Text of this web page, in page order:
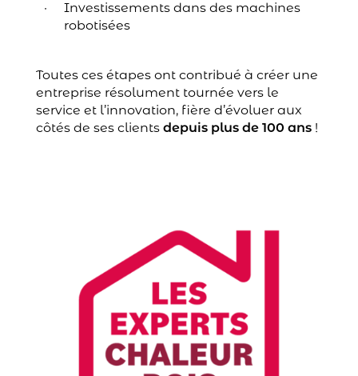
Investissements dans des machines
robotisées
Toutes ces étapes ont contribué à créer une
entreprise résolument tournée vers le
service et l’innovation, fière d’évoluer aux
côtés de ses clients depuis plus de 100 ans!